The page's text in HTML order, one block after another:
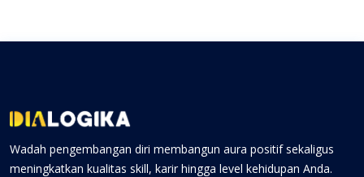
Wadah pengembangan diri membangun aura positif sekaligus
meningkatkan kualitas skill, karir hingga level kehidupan Anda.